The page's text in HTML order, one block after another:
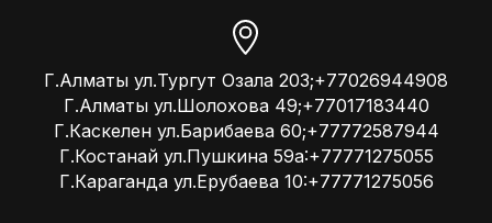
Г.Алматы ул.Тургут Озала 203;+77026944908
Г.Алматы ул.Шолохова 49;+77017183440
Г.Каскелен ул.Барибаева 60;+77772587944
Г.Костанай ул.Пушкина 59а:+77771275055
Г.Караганда ул.Ерубаева 10:+77771275056